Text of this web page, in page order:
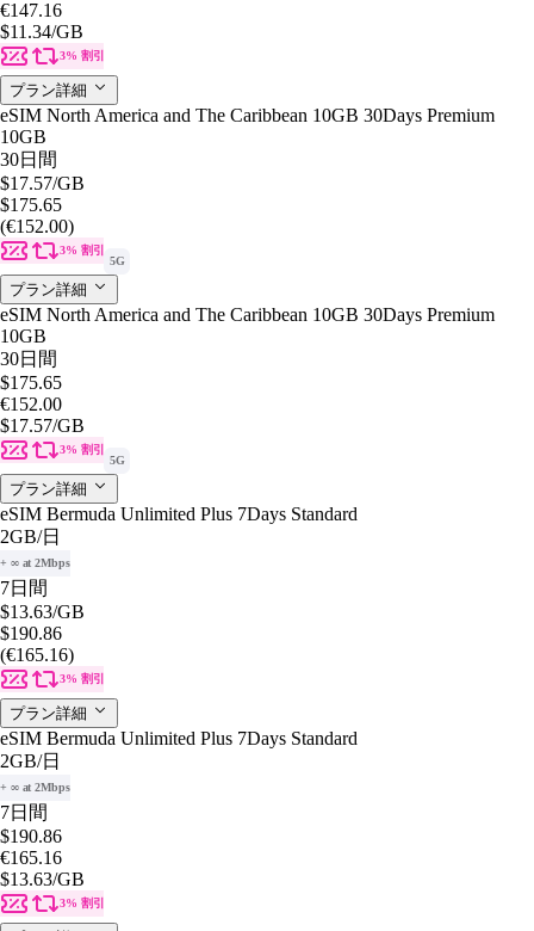
€147.16
$11.34/GB
3% 割引
プラン詳細
eSIM North America and The Caribbean 10GB 30Days Premium
10GB
30日間
$17.57/GB
$175.65
(€152.00)
3% 割引
5G
プラン詳細
eSIM North America and The Caribbean 10GB 30Days Premium
10GB
30日間
$175.65
€152.00
$17.57/GB
3% 割引
5G
プラン詳細
eSIM Bermuda Unlimited Plus 7Days Standard
2GB/日
+ ∞ at 2Mbps
7日間
$13.63/GB
$190.86
(€165.16)
3% 割引
プラン詳細
eSIM Bermuda Unlimited Plus 7Days Standard
2GB/日
+ ∞ at 2Mbps
7日間
$190.86
€165.16
$13.63/GB
3% 割引